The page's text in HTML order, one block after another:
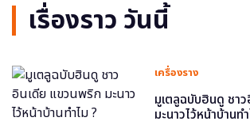
เรื่องราว วันนี้
เครื่องราง
มูเตลูฉบับฮินดู ชา
มะนาวไว้หน้าบ้านท